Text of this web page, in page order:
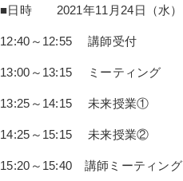
■日時 2021年11月24日（水）
12:40～12:55 講師受付
13:00～13:15 ミーティング
13:25～14:15 未来授業①
14:25～15:15 未来授業②
15:20～15:40 講師ミーティング